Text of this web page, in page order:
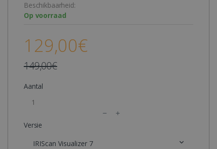
Beschikbaarheid:
Op voorraad
129,00€
149,00€
Aantal
Versie
IRIScan Visualizer 7